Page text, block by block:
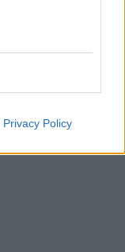
Privacy Policy